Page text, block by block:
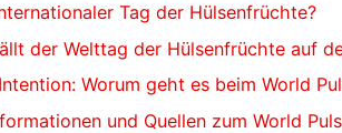
Tag der Hülsenfrüchte?
der Welttag der Hülsenfrüchte auf
Worum geht es beim World
und Quellen zum World